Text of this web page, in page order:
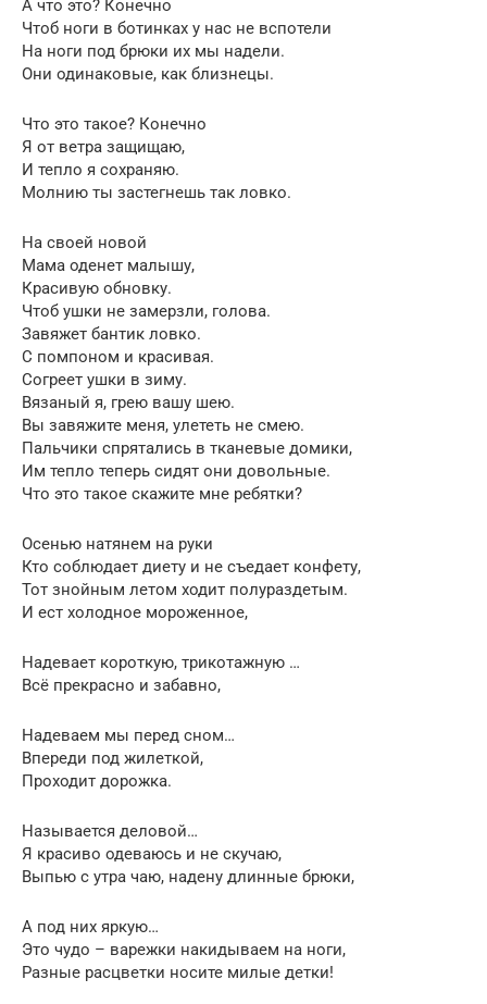
А что это? Конечно
Чтоб ноги в ботинках у нас не вспотели
На ноги под брюки их мы надели.
Они одинаковые, как близнецы.
Что это такое? Конечно
Я от ветра защищаю,
И тепло я сохраняю.
Молнию ты застегнешь так ловко.
На своей новой
Мама оденет малышу,
Красивую обновку.
Чтоб ушки не замерзли, голова.
Завяжет бантик ловко.
С помпоном и красивая.
Согреет ушки в зиму.
Вязаный я, грею вашу шею.
Вы завяжите меня, улететь не смею.
Пальчики спрятались в тканевые домики,
Им тепло теперь сидят они довольные.
Что это такое скажите мне ребятки?
Осенью натянем на руки
Кто соблюдает диету и не съедает конфету,
Тот знойным летом ходит полураздетым.
И ест холодное мороженное,
Надевает короткую, трикотажную …
Всё прекрасно и забавно,
Надеваем мы перед сном…
Впереди под жилеткой,
Проходит дорожка.
Называется деловой…
Я красиво одеваюсь и не скучаю,
Выпью с утра чаю, надену длинные брюки,
А под них яркую…
Это чудо – варежки накидываем на ноги,
Разные расцветки носите милые детки!